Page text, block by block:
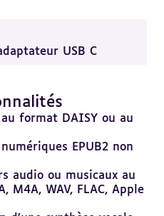
USB C
au format DAISY ou au
EPUB2 non
audio ou musicaux au
M4A, WAV, FLAC, Apple